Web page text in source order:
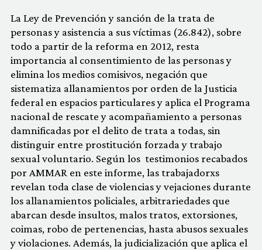
La Ley de Prevención y sanción de la trata de
personas y asistencia a sus víctimas (26.842), sobre
todo a partir de la reforma en 2012, resta
importancia al consentimiento de las personas y
elimina los medios comisivos, negación que
sistematiza allanamientos por orden de la Justicia
federal en espacios particulares y aplica el Programa
nacional de rescate y acompañamiento a personas
damnificadas por el delito de trata a todas, sin
distinguir entre prostitución forzada y trabajo
sexual voluntario. Según los testimonios recabados
por AMMAR en este informe, las trabajadorxs
revelan toda clase de violencias y vejaciones durante
los allanamientos policiales, arbitrariedades que
abarcan desde insultos, malos tratos, extorsiones,
coimas, robo de pertenencias, hasta abusos sexuales
y violaciones. Además, la judicialización que aplica el